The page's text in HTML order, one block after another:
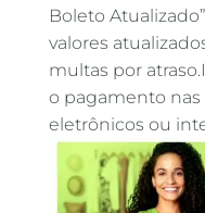
Boleto
valores
multas por
o pagamento nas
eletrônicos ou